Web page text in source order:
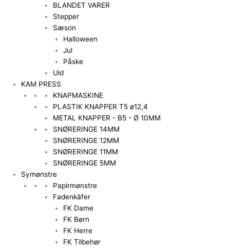
BLANDET VARER
Stepper
Sæson
Halloween
Jul
Påske
Uld
KAM PRESS
KNAPMASKINE
PLASTIK KNAPPER T5 ø12,4
METAL KNAPPER - B5 - Ø 10MM
SNØRERINGE 14MM
SNØRERINGE 12MM
SNØRERINGE 11MM
SNØRERINGE 5MM
Symønstre
Papirmønstre
Fadenkäfer
FK Dame
FK Børn
FK Herre
FK Tilbehør